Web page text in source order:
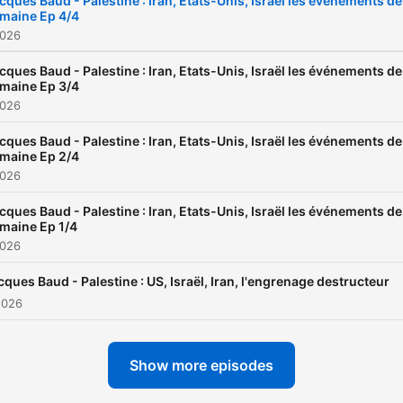
sécurité ? Quelles sont les
années ? Dans ce livre d’une
Baud déplore que les
décisions occidentales
international. La question
international créé après
doit être appliqué. Le non-
Ep 4/4
Baud - Palestine : Iran, Etats-Unis, Israël les événements
Ep 3/4
Baud - Palestine : Iran, Etats-Unis, Israël les événements
Ep 2/4
Baud - Palestine : Iran, Etats-Unis, Israël les événements
Ep 1/4
Baud - Palestine : US, Israël, Iran, l'engrenage destructeur
Show more episodes